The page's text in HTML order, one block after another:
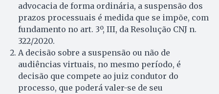
advocacia de forma ordinária, a suspensão dos
prazos processuais é medida que se impõe, com
fundamento no art. 3º, III, da Resolução CNJ n.
322/2020.
A decisão sobre a suspensão ou não de
audiências virtuais, no mesmo período, é
decisão que compete ao juiz condutor do
processo, que poderá valer-se de seu